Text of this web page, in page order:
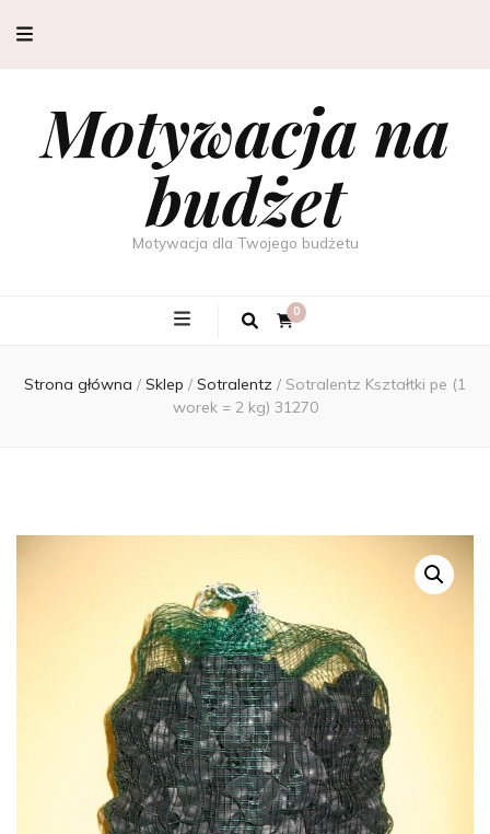
Motywacja na
budżet
Motywacja dla Twojego budżetu
0
Strona główna / Sklep / Sotralentz / Sotralentz Kształtki pe (1
worek = 2 kg) 31270